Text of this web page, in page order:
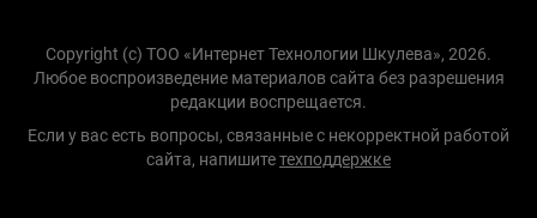
Copyright (с) TOO «Интернет Технологии Шкулева», 2026.
Любое воспроизведение материалов сайта без разрешения
редакции воспрещается.
Если у вас есть вопросы, связанные с некорректной работой
сайта, напишитетехподдержке